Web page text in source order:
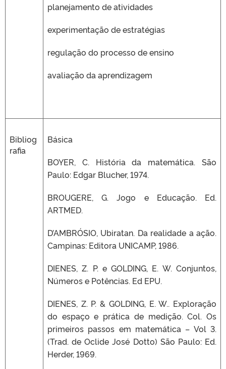
planejamento de atividades
experimentação de estratégias
regulação do processo de ensino
avaliação da aprendizagem
Bibliog
rafia
Básica
BOYER, C. História da matemática. São
Paulo: Edgar Blucher, 1974.
BROUGERE, G. Jogo e Educação. Ed.
ARTMED.
D’AMBRÓSIO, Ubiratan. Da realidade a ação.
Campinas: Editora UNICAMP, 1986.
DIENES, Z. P. e GOLDING, E. W. Conjuntos,
Números e Potências. Ed EPU.
DIENES, Z. P. & GOLDING, E. W.. Exploração
do espaço e prática de medição. Col. Os
primeiros passos em matemática – Vol 3.
(Trad. de Oclide José Dotto) São Paulo: Ed.
Herder, 1969.